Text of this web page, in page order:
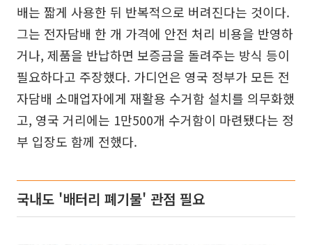
배는 짧게 사용한 뒤 반복적으로 버려진다는 것이다.
그는 전자담배 한 개 가격에 안전 처리 비용을 반영하
거나, 제품을 반납하면 보증금을 돌려주는 방식 등이
필요하다고 주장했다. 가디언은 영국 정부가 모든 전
자담배 소매업자에게 재활용 수거함 설치를 의무화했
고, 영국 거리에는 1만500개 수거함이 마련됐다는 정
부 입장도 함께 전했다.
국내도 '배터리 폐기물' 관점 필요